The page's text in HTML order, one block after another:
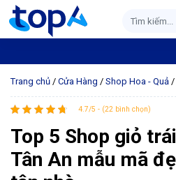
Trang chủ / Cửa Hàng / Shop Hoa - Quả /
4.7/5 - (22 bình chọn)
Top 5 Shop giỏ
Tân An mẫu mã